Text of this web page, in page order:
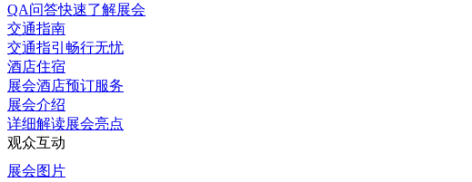
QA问答快速了解展会
交通指南
交通指引畅行无忧
酒店住宿
展会酒店预订服务
展会介绍
详细解读展会亮点
观众互动
展会图片